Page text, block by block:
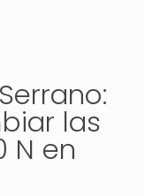
las
N en